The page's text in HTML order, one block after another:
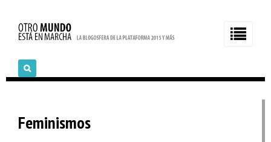
Feminismos